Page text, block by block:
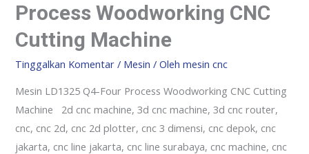
Process Woodworking CNC
Cutting Machine
Tinggalkan Komentar / Mesin / Olehmesin cnc
Mesin LD1325 Q4-Four Process Woodworking CNC Cutting
Machine 2d cnc machine, 3d cnc machine, 3d cnc router,
cnc, cnc 2d, cnc 2d plotter, cnc 3 dimensi, cnc depok, cnc
jakarta, cnc line jakarta, cnc line surabaya, cnc machine, cnc